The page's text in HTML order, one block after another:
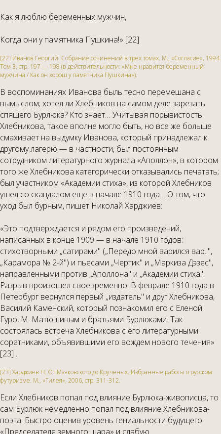
Как я люблю беременных мужчин,
Когда они у памятника Пушкина!» [22]
[22] Иванов Георгий. Собрание сочинений в трех томах. М., «Согласие», 1994.
Том 3, стр. 197 — 198 (в действительности: «Мне нравится беременный
мужчина / Как он хорош у памятника Пушкина»).
В воспоминаниях Иванова быль тесно перемешана с
вымыслом; хотел ли Хлебников на самом деле зарезать
спящего Бурлюка? Кто знает… Учитывая порывистость
Хлебникова, такое вполне могло быть, но все же больше
смахивает на выдумку Иванова, который принадлежал к
другому лагерю — в частности, был постоянным
сотрудником литературного журнала «Аполлон», в котором
того же Хлебникова категорически отказывались печатать;
был участником «Академии стиха», из которой Хлебников
ушел со скандалом еще в начале 1910 года… О том, что
уход был бурным, пишет Николай Харджиев:
«Это подтверждается и рядом его произведений,
написанных в конце 1909 — в начале 1910 годов:
стихотворными „сатирами" („Передо мной варился вар..",
„Карамора № 2-й") и пьесами „Чертик" и „Маркиза Дэзес",
направленными против „Аполлона" и „Академии стиха".
Разрыв произошел своевременно. В феврале 1910 года в
Петербург вернулся первый „издатель" и друг Хлебникова,
Василий Каменский, который познакомил его с Еленой
Гуро, М. Матюшиным и братьями Бурлюками. Так
состоялась встреча Хлебникова с его литературными
соратниками, объявившими его вождем нового течения»
[23] .
[23] Харджиев Н. От Маяковского до Крученых. Избранные работы о русском
футуризме. М., «Гилея», 2006, стр. 311-312.
Если Хлебников попал под влияние Бурлюка-живописца, то
сам Бурлюк немедленно попал под влияние Хлебникова-
поэта. Быстро оценив уровень гениальности будущего
«Председателя земного шара» и слабую